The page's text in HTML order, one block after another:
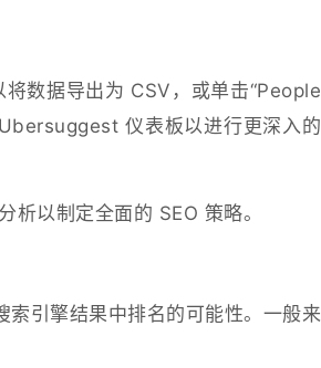
数据导出为 CSV，或单击“People
仪表板以进行更深入的
析以制定全面的 SEO 策略。
引擎结果中排名的可能性。一般来